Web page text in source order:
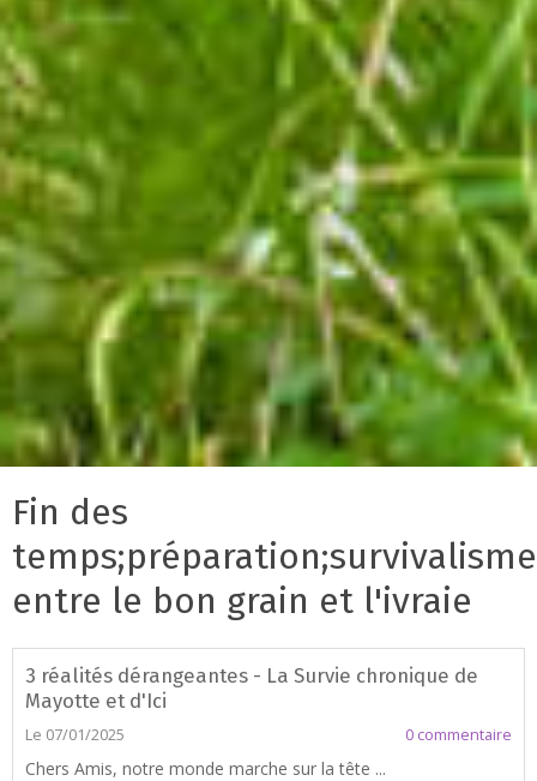
Fin des
entre le bon grain et l'ivraie
3 réalités dérangeantes - La Survie chronique de
Mayotte et d'Ici
Le 07/01/2025 0 commentaire
Chers Amis, notre monde marche sur la tête ...